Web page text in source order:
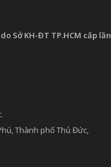
Sở KH-ĐT TP.HCM cấp lần
Thành phố Thủ Đức,